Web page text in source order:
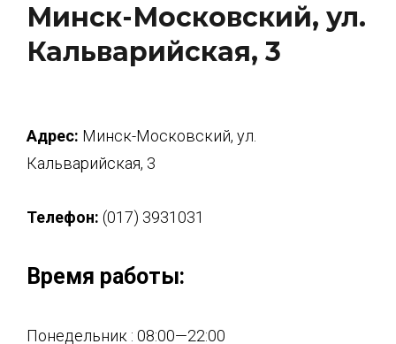
Минск-Московский, ул.
Кальварийская, 3
Адрес: Минск-Московский, ул.
Кальварийская, 3
Телефон: (017) 3931031
Время работы:
Понедельник : 08:00—22:00